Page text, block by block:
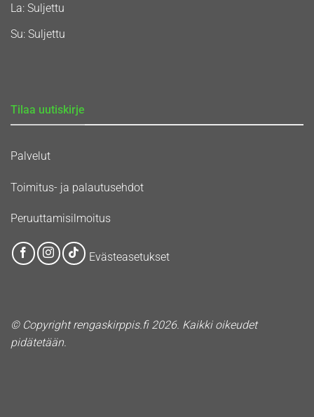
La: Suljettu
Su: Suljettu
Tilaa uutiskirje
Palvelut
Toimitus- ja palautusehdot
Peruuttamisilmoitus
Evästeasetukset
© Copyright rengaskirppis.fi 2026. Kaikki oikeudet
pidätetään.